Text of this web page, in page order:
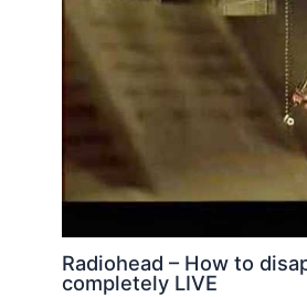
Radiohead – How to
completely LIVE